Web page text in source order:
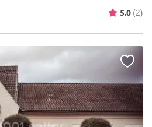
5.0 (2)